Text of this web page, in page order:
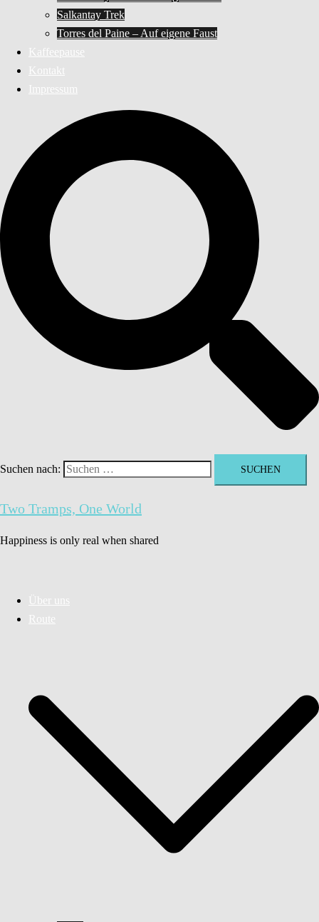
Salkantay Trek
Torres del Paine – Auf eigene Faust
Kaffeepause
Kontakt
Impressum
Suchen nach:
Two Tramps, One World
Happiness is only real when shared
Über uns
Route